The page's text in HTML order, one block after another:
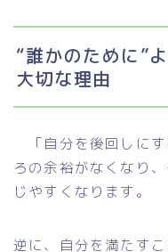
“誰かのために”
大切な理由
「自分を後回しに
ろの余裕がなくなり、
じやすくなります。
逆に、自分を満たすこ